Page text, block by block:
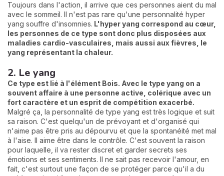
Toujours dans l'action, il arrive que ces personnes aient du mal
avec le sommeil. Il n'est pas rare qu'une personnalité hyper
yang souffre d'insomnies. L'hyper yang correspond au cœur,
les personnes de ce type sont donc plus disposées aux
maladies cardio-vasculaires, mais aussi aux fièvres, le
yang représentant la chaleur.
2. Le yang
Ce type est lié à l'élément Bois. Avec le type yang on a
souvent affaire à une personne active, colérique avec un
fort caractère et un esprit de compétition exacerbé.
Malgré ça, la personnalité de type yang est très logique et suit
sa raison. C'est quelqu'un de prévoyant et d'organisé qui
n'aime pas être pris au dépourvu et que la spontanéité met mal
à l'aise. Il aime être dans le contrôle. C'est souvent la raison
pour laquelle, il va rester discret et garder secrets ses
émotions et ses sentiments. Il ne sait pas recevoir l'amour, en
fait, c'est surtout une façon de se protéger parce qu'il a du